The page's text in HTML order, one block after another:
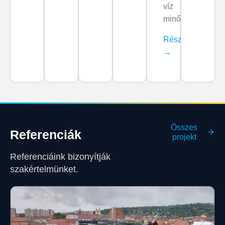
víz
minőségére.
Részletek
→
Referenciák
Referenciáink bizonyítják
szakértelmünket.
Összes
projekt